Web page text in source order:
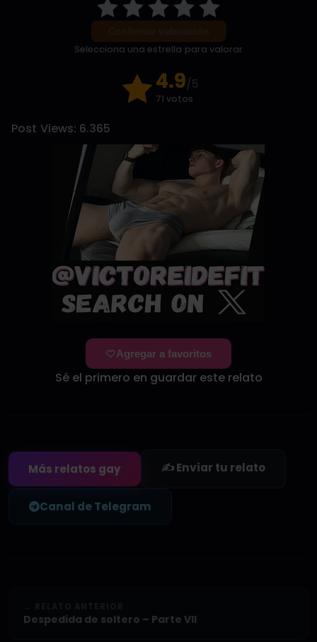
Selecciona una estrella para valorar
4.9/5
71 votos
Post Views: 6.365
Agregar a favoritos
Sé el primero en guardar este relato
Más relatos gay ✍️ Enviar tu relato
Canal de Telegram
Despedida de soltero – Parte VII